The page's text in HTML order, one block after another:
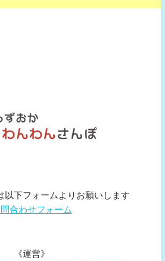
以下フォームよりお願いします
合わせフォーム
《運営》